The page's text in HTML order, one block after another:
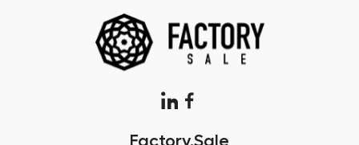
Factory.Sale